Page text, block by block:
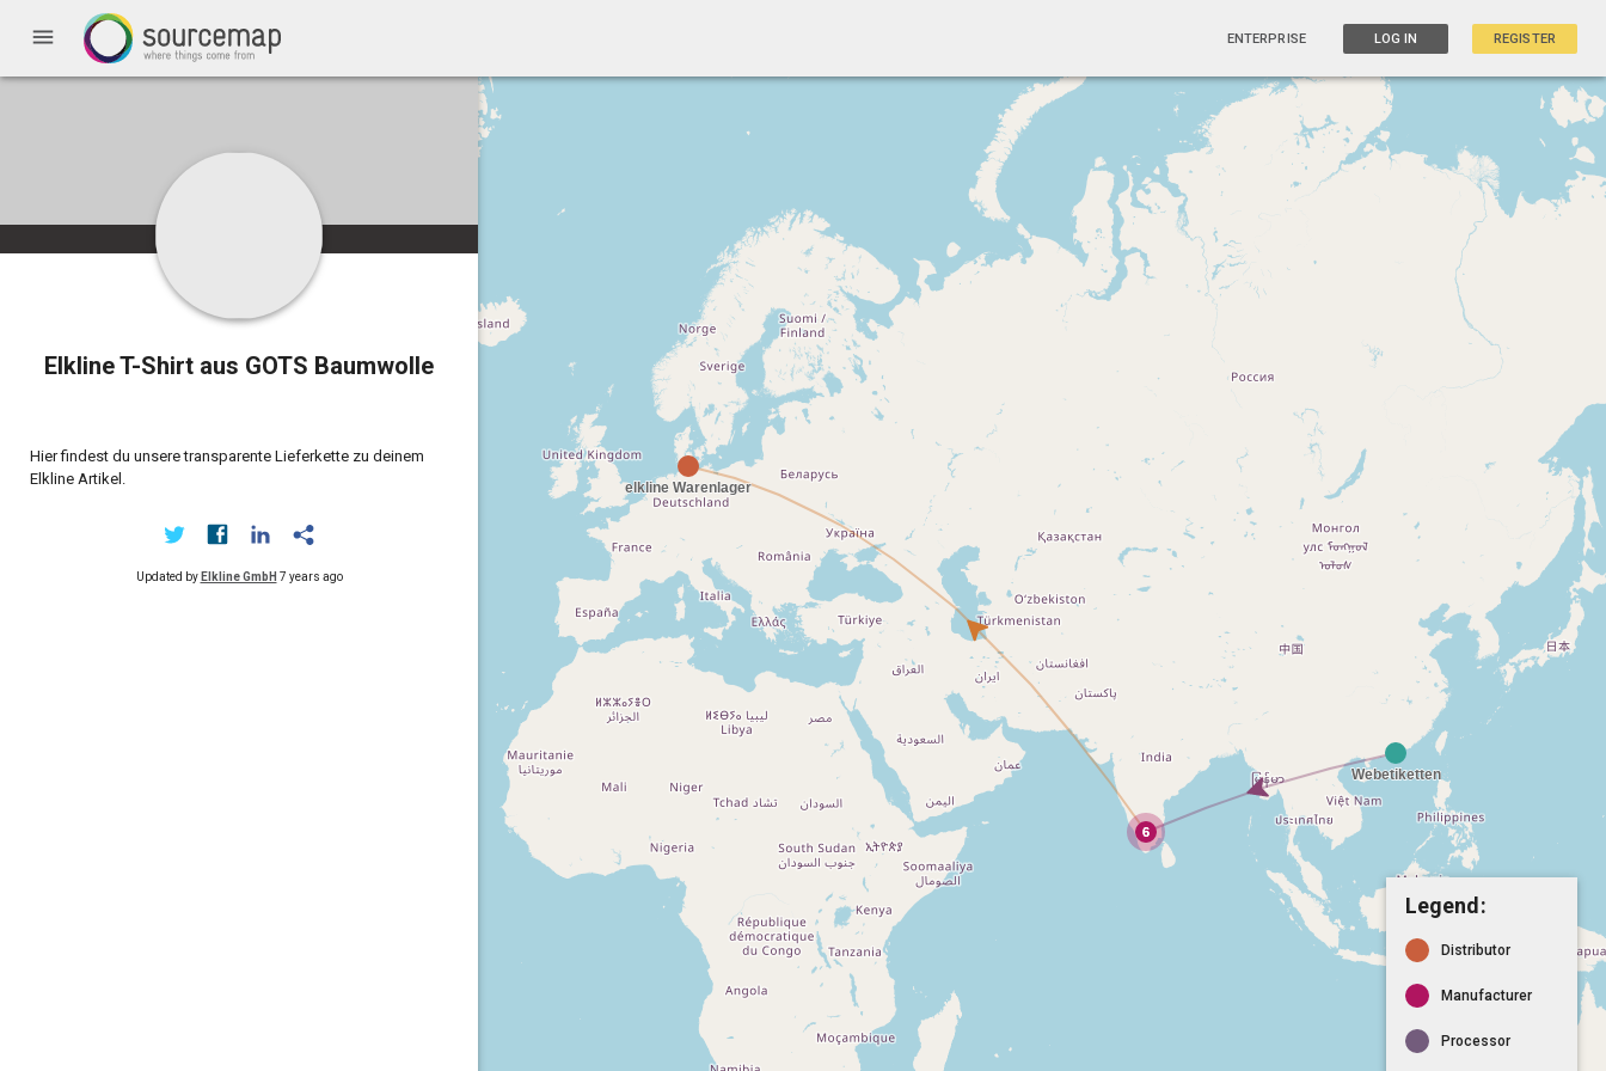
menu ENTERPRISE LOG IN REGISTER
Elkline T-Shirt aus GOTS Baumwolle
Hier findest du unsere transparente Lieferkette zu deinem
Elkline Artikel.
Updated by Elkline GmbH 7 years ago
Legend:
Distributor
Manufacturer
Processor